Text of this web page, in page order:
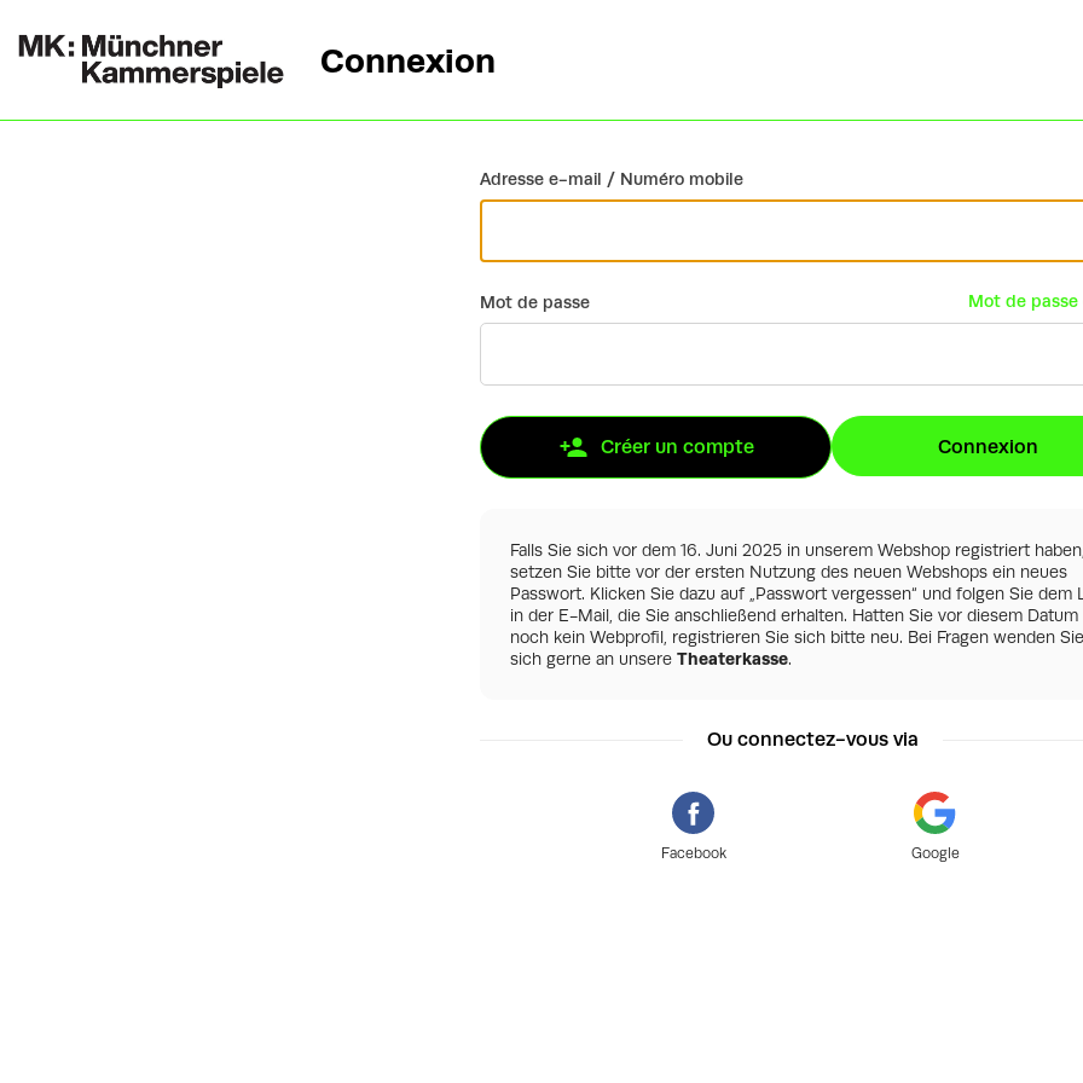
Retour
Connexion
Adresse e-mail / Numéro mobile
Mot de passe Mot de passe
Créer un compte Connexion
Falls Sie sich vor dem 16. Juni 2025 in unserem Webshop registriert haben,
setzen Sie bitte vor der ersten Nutzung des neuen Webshops ein neues
Passwort. Klicken Sie dazu auf „Passwort vergessen“ und folgen Sie dem
in der E-Mail, die Sie anschließend erhalten. Hatten Sie vor diesem Datum
noch kein Webprofil, registrieren Sie sich bitte neu. Bei Fragen wenden Sie
sich gerne an unsere Theaterkasse.
Ou connectez-vous via
Facebook Google